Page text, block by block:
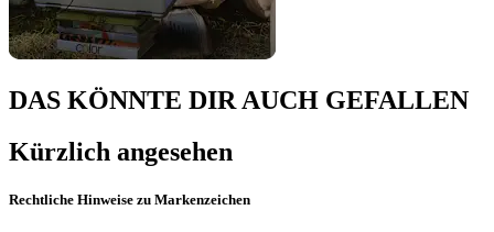
DAS KÖNNTE DIR AUCH GEFALLEN
Kürzlich angesehen
Rechtliche Hinweise zu Markenzeichen